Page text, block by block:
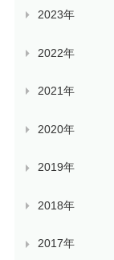
2023年
2022年
2021年
2020年
2019年
2018年
2017年